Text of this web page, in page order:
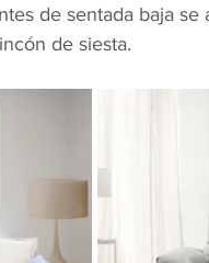
de sentada baja se
de siesta.